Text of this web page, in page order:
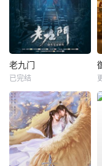
老九门
已完结